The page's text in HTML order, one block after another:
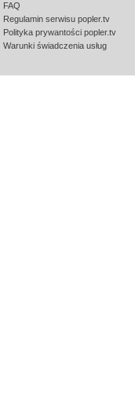
FAQ
Regulamin serwisu popler.tv
Polityka prywantości popler.tv
Warunki świadczenia usług